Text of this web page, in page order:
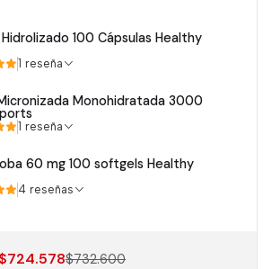
100 Cápsulas Healthy
1 reseña
Monohidratada 3000
1 reseña
60 mg 100 softgels Healthy
4 reseñas
$732.600